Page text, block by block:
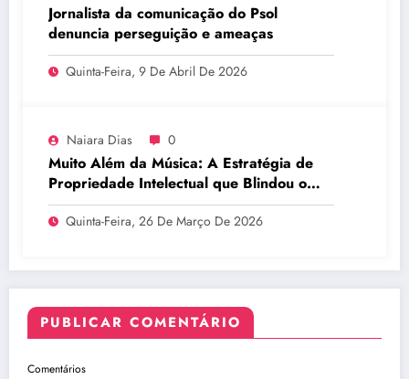
Jornalista da comunicação do Psol
denuncia perseguição e ameaças
Quinta-Feira, 9 De Abril De 2026
Naiara Dias 0
Muito Além da Música: A Estratégia de
Propriedade Intelectual que Blindou o
Legado do BTS
Quinta-Feira, 26 De Março De 2026
PUBLICAR COMENTÁRIO
Comentários